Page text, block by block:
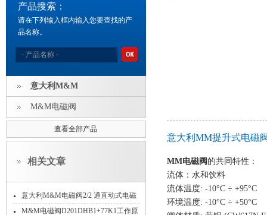
产品搜索：
请在下列输入框内输入您要查找的产
品名称。
意大利M&M
M&M电磁阀
查看全部产品
相关文章
意大利M&M电磁阀2/2 通直动式电磁
阀RD262/263全系列*
M&M电磁阀D201DHB1+77K1工作原
意大利MM提升式电磁
MM电磁阀 的共同特性：
流体：水和饮料
流体温度: -10°C ÷ +95°C
环境温度: -10°C ÷ +50°C